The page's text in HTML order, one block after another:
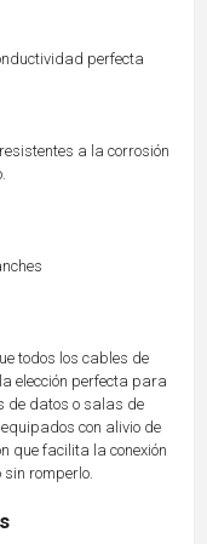
perfecta
a la corrosión
todos los cables de
elección perfecta para
de datos o salas de
con alivio de
que facilita la conexión
sin romperlo.